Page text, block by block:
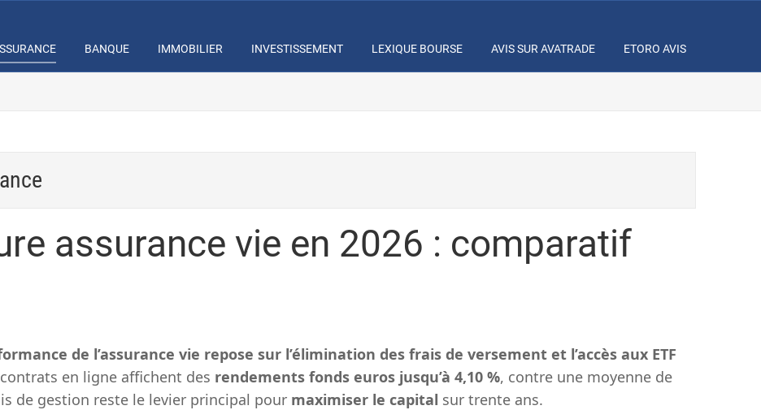
BANQUE IMMOBILIER INVESTISSEMENT LEXIQUE BOURSE AVIS SUR AVATRADE ETORO AVIS
assurance vie en 2026 : comparatif
de l’assurance vie repose sur l’élimination des frais de versement et l’accès aux ETF
en ligne affichent des rendements fonds euros jusqu’à 4,10 %, contre une moyenne de
de gestion reste le levier principal pour maximiser le capital sur trente ans.